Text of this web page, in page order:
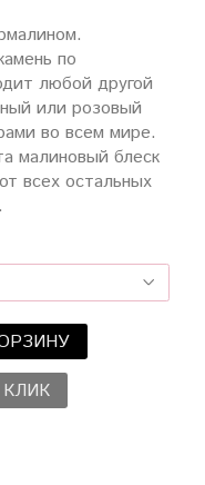
по
любой другой
или розовый
во всем мире.
малиновый блеск
всех остальных